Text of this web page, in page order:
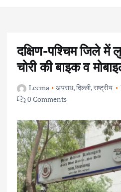
n
दक्षिण-पश्चिम जिले में
चोरी की बाइक व
Leema अपराध,दिल्ली,राष्ट्रीय
0 Comments